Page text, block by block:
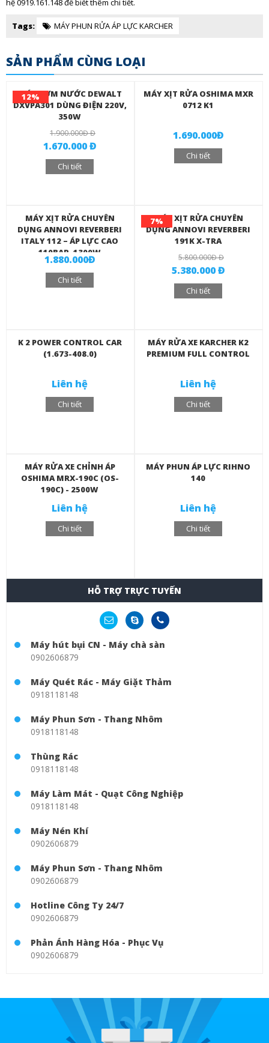
hệ 0919.161.148 để biết thêm chi tiết.
Tags: MÁY PHUN RỬA ÁP LỰC KARCHER
SẢN PHẨM CÙNG LOẠI
MÁY BƠM NƯỚC DEWALT
DXVPA301 DÙNG ĐIỆN 220V,
350W
1.900.000Đ Đ
1.670.000 Đ
12%
Chi tiết
MÁY XỊT RỬA OSHIMA MXR
0712 K1
1.690.000Đ
Chi tiết
MÁY XỊT RỬA CHUYÊN
DỤNG ANNOVI REVERBERI
ITALY 112 – ÁP LỰC CAO
110BAR, 1300W
1.880.000Đ
Chi tiết
MÁY XỊT RỬA CHUYÊN
DỤNG ANNOVI REVERBERI
191K X-TRA
5.800.000Đ Đ
5.380.000 Đ
7%
Chi tiết
K 2 POWER CONTROL CAR
(1.673-408.0)
Liên hệ
Chi tiết
MÁY RỬA XE KARCHER K2
PREMIUM FULL CONTROL
Liên hệ
Chi tiết
MÁY RỬA XE CHỈNH ÁP
OSHIMA MRX-190C (OS-
190C) - 2500W
Liên hệ
Chi tiết
MÁY PHUN ÁP LỰC RIHNO
140
Liên hệ
Chi tiết
HỖ TRỢ TRỰC TUYẾN
Máy hút bụi CN - Máy chà sàn
0902606879
Máy Quét Rác - Máy Giặt Thảm
0918118148
Máy Phun Sơn - Thang Nhôm
0918118148
Thùng Rác
0918118148
Máy Làm Mát - Quạt Công Nghiệp
0918118148
Máy Nén Khí
0902606879
Máy Phun Sơn - Thang Nhôm
0902606879
Hotline Công Ty 24/7
0902606879
Phản Ánh Hàng Hóa - Phục Vụ
0902606879